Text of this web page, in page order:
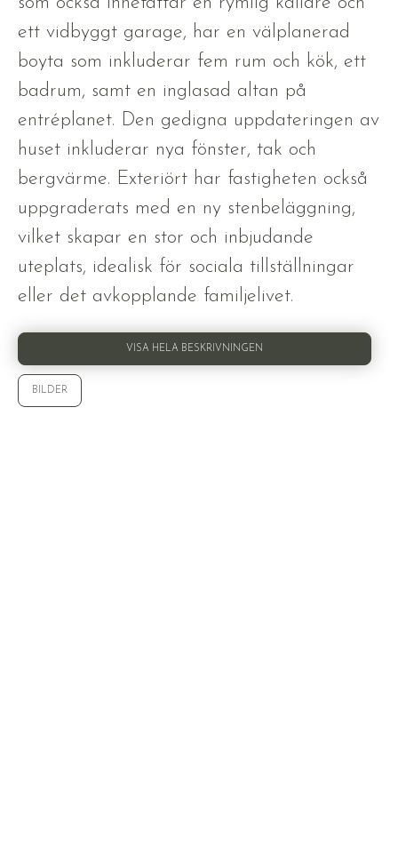
ett vidbyggt garage, har en välplanerad
boyta som inkluderar fem rum och kök, ett
badrum, samt en inglasad altan på
entréplanet. Den gedigna uppdateringen av
huset inkluderar nya fönster, tak och
bergvärme. Exteriört har fastigheten också
uppgraderats med en ny stenbeläggning,
vilket skapar en stor och inbjudande
uteplats, idealisk för sociala tillställningar
eller det avkopplande familjelivet.
VISA HELA BESKRIVNINGEN
BILDER